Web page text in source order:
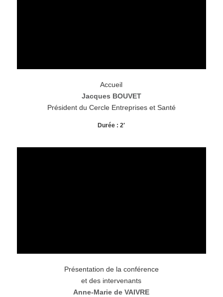
Accueil
Jacques BOUVET
Président du Cercle Entreprises et Santé
Durée : 2′
Présentation de la conférence
et des intervenants
Anne-Marie de VAIVRE